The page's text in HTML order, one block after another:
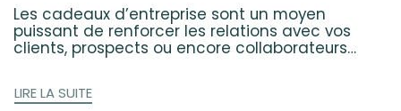
Les cadeaux d’entreprise sont un moyen
puissant de renforcer les relations avec vos
clients, prospects ou encore collaborateurs…
LIRE LA SUITE